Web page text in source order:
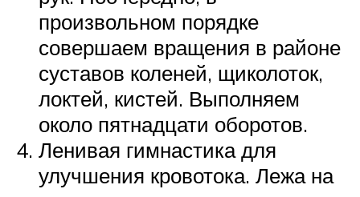
произвольном порядке
совершаем вращения в районе
суставов коленей, щиколоток,
локтей, кистей. Выполняем
около пятнадцати оборотов.
Ленивая гимнастика для
улучшения кровотока. Лежа на